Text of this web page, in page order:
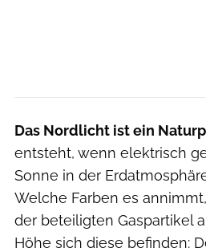
Das Nordlicht ist ein
entsteht, wenn elektrisch
Sonne in der
Welche Farben es
der beteiligten Gaspartikel
Höhe sich diese befinden: